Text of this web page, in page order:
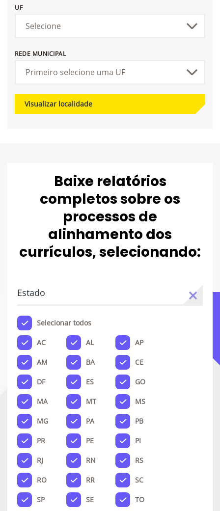
UF
REDE MUNICIPAL
Visualizar localidade
Baixe relatórios
completos sobre os
processos de
alinhamento dos
currículos, selecionando:
Estado
Selecionar todos
AC AL AP
AM BA CE
DF ES GO
MA MT MS
MG PA PB
PR PE PI
RJ RN RS
RO RR SC
SP SE TO